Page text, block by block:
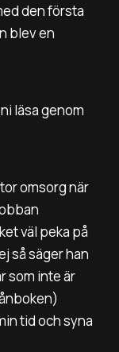
den första
blev en
läsa genom
omsorg när
väl peka på
så säger han
som inte är
tid och syna